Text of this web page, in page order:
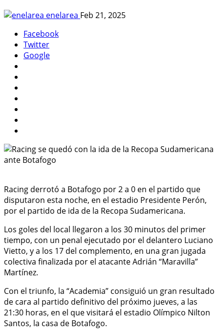
enelarea Feb 21, 2025
Facebook
Twitter
Google
Racing derrotó a Botafogo por 2 a 0 en el partido que
disputaron esta noche, en el estadio Presidente Perón,
por el partido de ida de la Recopa Sudamericana.
Los goles del local llegaron a los 30 minutos del primer
tiempo, con un penal ejecutado por el delantero Luciano
Vietto, y a los 17 del complemento, en una gran jugada
colectiva finalizada por el atacante Adrián “Maravilla”
Martínez.
Con el triunfo, la “Academia” consiguió un gran resultado
de cara al partido definitivo del próximo jueves, a las
21:30 horas, en el que visitará el estadio Olímpico Nilton
Santos, la casa de Botafogo.